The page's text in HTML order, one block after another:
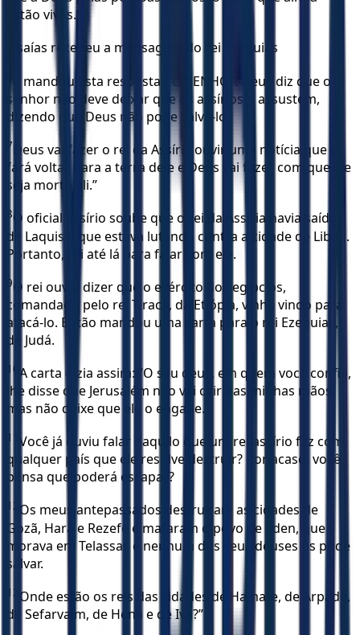
estão vivas.”
Isaías recebeu a mensagem do rei Ezequias
e mandou esta resposta: “O SENHOR Deus diz que o
senhor não deve deixar que os assírios o assustem,
dizendo que Deus não pode salvá-lo.
7
Deus vai fazer o rei da Assíria ouvir uma notícia que o
fará voltar para a terra dele e Deus vai fazer com que ele
seja morto ali.”
8O oficial assírio soube que o rei da Assíria havia saído
de Laquis e que estava lutando contra a cidade de Libna.
Portanto, foi até lá para falar com ele.
9O rei ouviu dizer que o exército dos egípcios,
comandado pelo rei Tiraca, da Etiópia, vinha vindo para
atacá-lo. Então mandou uma carta para o rei Ezequias,
de Judá.
10 A carta dizia assim: “O seu deus, em quem você confia,
lhe disse que Jerusalém não vai cair nas minhas mãos;
mas não deixe que ele o engane.
11
Você já ouviu falar daquilo que um rei assírio faz com
qualquer país que ele resolve destruir? Por acaso, você
pensa que poderá escapar?
12 Os meus antepassados destruíram as cidades de
Gozã, Harã e Rezefe e mataram o povo de Éden, que
morava em Telassar, e nenhum dos seus deuses os pôde
salvar.
13 Onde estão os reis das cidades de Hamate, de Arpade,
de Sefarvaim, de Hena e de Iva?”